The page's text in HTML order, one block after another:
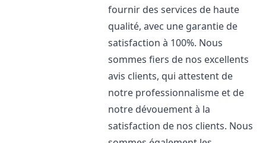
fournir des services de haute
qualité, avec une garantie de
satisfaction à 100%. Nous
sommes fiers de nos excellents
avis clients, qui attestent de
notre professionnalisme et de
notre dévouement à la
satisfaction de nos clients. Nous